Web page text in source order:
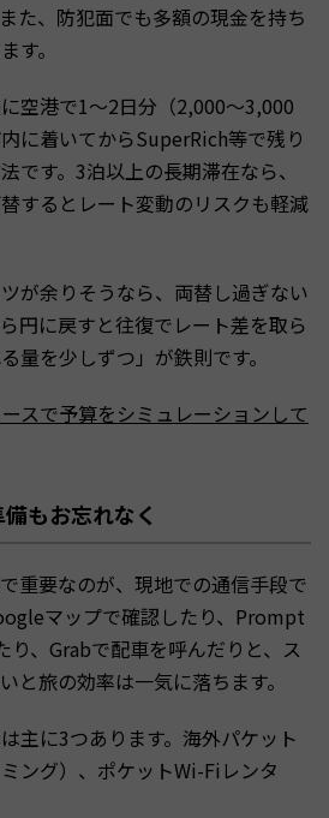
た、防犯面でも多額の現金を持ち
す。
空港で1〜2日分（2,000〜3,000
に着いてからSuperRich等で残り
です。3泊以上の長期滞在なら、
するとレート変動のリスクも軽減
が余りそうなら、両替し過ぎない
円に戻すと往復でレート差を取ら
量を少しずつ」が鉄則です。
スで予算をシミュレーションして
もお忘れなく
重要なのが、現地での通信手段で
マップで確認したり、Prompt
り、Grabで配車を呼んだりと、ス
と旅の効率は一気に落ちます。
主に3つあります。海外パケット
ング）、ポケットWi-Fiレンタ